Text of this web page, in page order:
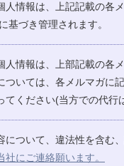
人情報は、上記記載の各
に基づき管理されます。
人情報は、上部記載の各
ついては、各メルマガに
てください(当方での代行
について、違法性を含む
社にご連絡願います。